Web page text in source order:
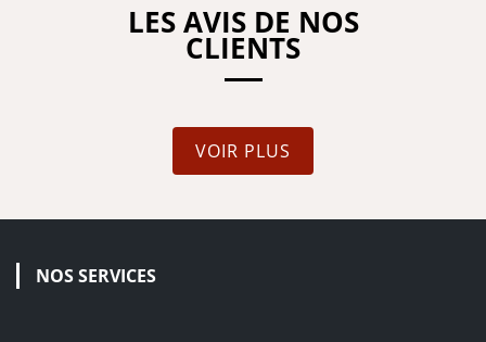
LES AVIS DE NOS
CLIENTS
VOIR PLUS
NOS SERVICES